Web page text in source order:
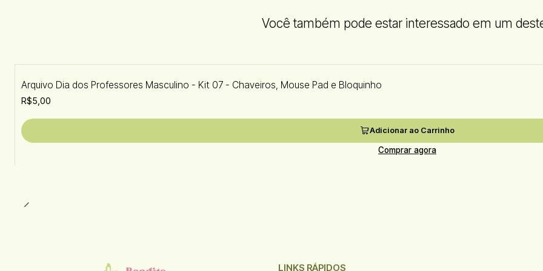
Você também pode estar interessado em um
Arquivo Dia dos Professores Masculino - Kit 07 - Chaveiros, Mouse Pad e Bloquinho
R$5,00
Adicionar ao Carrinho
Comprar agora
LINKS RÁPIDOS